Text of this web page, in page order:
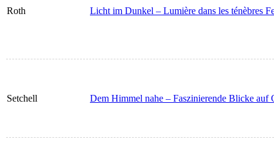
Roth Licht im Dunkel – Lumière dans les ténèbres
Setchell Dem Himmel nahe – Faszinierende Blicke auf